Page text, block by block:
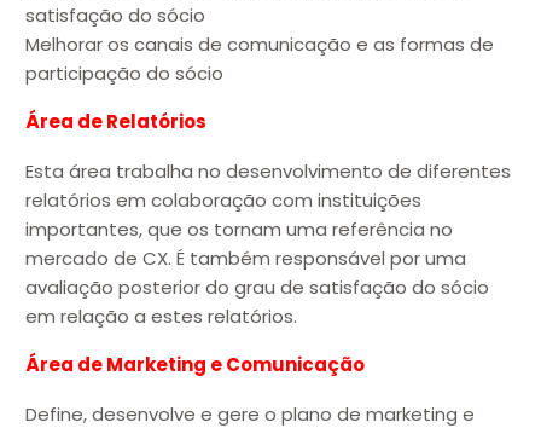
satisfação do sócio
Melhorar os canais de comunicação e as formas de
participação do sócio
Área de Relatórios
Esta área trabalha no desenvolvimento de diferentes
relatórios em colaboração com instituições
importantes, que os tornam uma referência no
mercado de CX. É também responsável por uma
avaliação posterior do grau de satisfação do sócio
em relação a estes relatórios.
Área de Marketing e Comunicação
Define, desenvolve e gere o plano de marketing e